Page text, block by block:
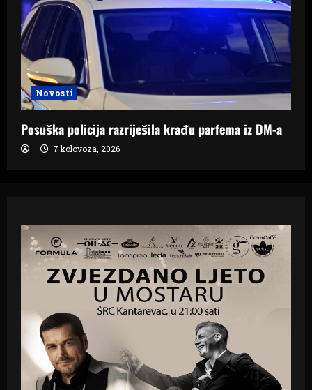
Novosti
Posuška policija razriješila krađu parfema iz DM-a
7 kolovoza, 2026